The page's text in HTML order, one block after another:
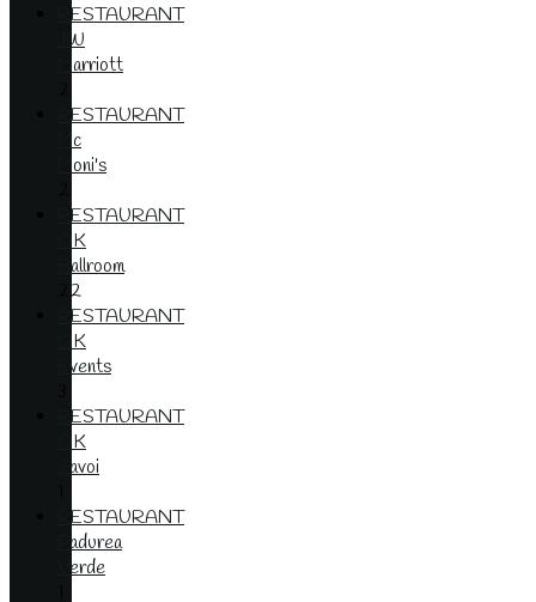
RESTAURANT
JW
Marriott
RESTAURANT
Mc
Moni's
RESTAURANT
OK
Ballroom
22
RESTAURANT
OK
Events
RESTAURANT
OK
Zavoi
RESTAURANT
Padurea
Verde